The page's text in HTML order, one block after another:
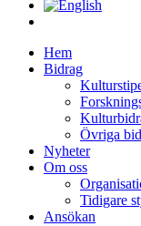
Hem
Bidrag
Övriga
Nyheter
Om oss
Tidigare
Ansökan